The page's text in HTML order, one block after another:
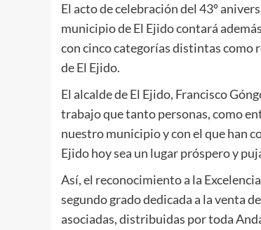
El acto de celebración del 43º
municipio de El Ejido contará
con cinco categorías distintas como
de El Ejido.
El alcalde de El Ejido, Francisco
trabajo que tanto personas, como
nuestro municipio y con el que han
Ejido hoy sea un lugar próspero y
Así, el reconocimiento a la
segundo grado dedicada a la venta
asociadas, distribuidas por toda